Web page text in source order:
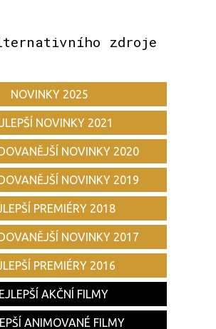
zdroje
NOVINKY 2025
NOVINKY 2021
NOVINKY 2020
NOVINKY 2019
PREMIÉRY 2018
NOVINKY 2017
PREMIÉRY 2016
AKČNÍ FILMY
ANIMOVANÉ FILMY